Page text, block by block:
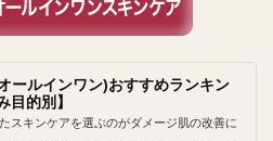
ールインワン)おすすめランキン
目的別】
スキンケアを選ぶのがダメージ肌の改善に